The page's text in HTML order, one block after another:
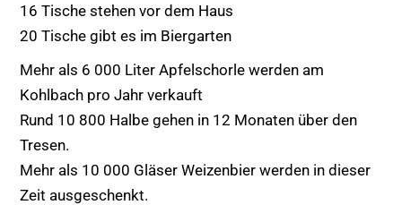
16 Tische stehen vor dem Haus
20 Tische gibt es im Biergarten
Mehr als 6 000 Liter Apfelschorle werden am
Kohlbach pro Jahr verkauft
Rund 10 800 Halbe gehen in 12 Monaten über den
Tresen.
Mehr als 10 000 Gläser Weizenbier werden in dieser
Zeit ausgeschenkt.